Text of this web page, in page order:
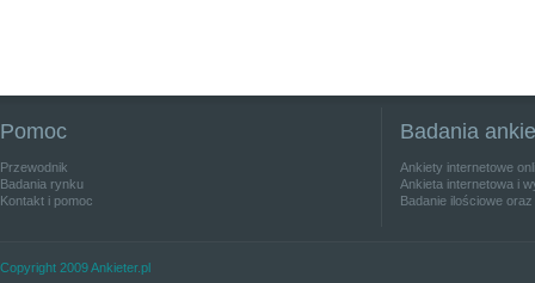
Pomoc
Przewodnik
Badania rynku
Kontakt i pomoc
Badania
Ankiety internetowe
Ankieta internetowa i
Badanie ilościowe
Copyright 2009 Ankieter.pl